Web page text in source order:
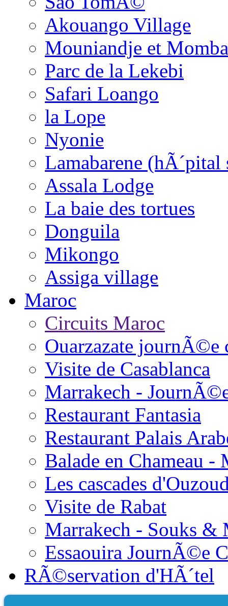
Akouango Village
Mouniandje et
Parc de la Lekebi
Safari Loango
la Lope
Nyonie
Lamabarene (hÃ´pital
Assala Lodge
La baie des tortues
Donguila
Mikongo
Assiga village
Maroc
Circuits Maroc
Ouarzazate journÃ©e
Visite de Casablanca
Marrakech -
Restaurant Fantasia
Restaurant Palais
Balade en Chameau -
Les cascades
Visite de Rabat
Marrakech - Souks &
Essaouira JournÃ©e
RÃ©servation d'HÃ´tel